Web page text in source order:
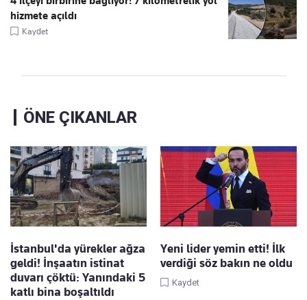
hizmete açıldı
Kaydet
ÖNE ÇIKANLAR
İstanbul'da yürekler ağza
geldi! İnşaatın istinat
duvarı çöktü: Yanındaki 5
katlı bina boşaltıldı
Yeni lider yemin etti! İlk
verdiği söz bakın ne oldu
Kaydet